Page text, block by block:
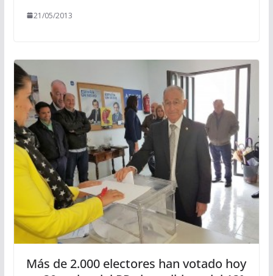
21/05/2013
Más de 2.000 electores han votado hoy